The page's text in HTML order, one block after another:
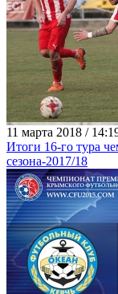
11 марта 2018 /
Итоги 16-го тура
сезона-2017/18